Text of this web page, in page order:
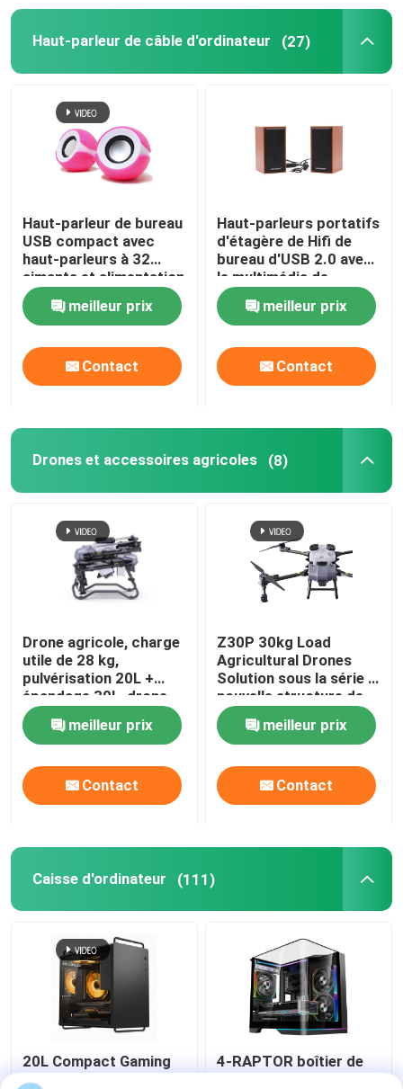
Haut-parleur de câble d'ordinateur (27)
Haut-parleur de bureau
USB compact avec
haut-parleurs à 32
aimants et alimentation
USB 5V Plug-and-Play
en bleu et rose
meilleur prix
Contact
Haut-parleurs portatifs
d'étagère de Hifi de
bureau d'USB 2.0 avec
le multimédia de
subwoofer
meilleur prix
Contact
Drones et accessoires agricoles (8)
Drone agricole, charge
utile de 28 kg,
pulvérisation 20L +
épandage 30L, drone
agricole double mode
meilleur prix
Contact
Z30P 30kg Load
Agricultural Drones
Solution sous la série Z
nouvelle structure de
poutre et les bras
pliants en forme de Z
meilleur prix
Contact
Caisse d'ordinateur (111)
20L Compact Gaming
PC Case, M-ATX/ITX,
4-RAPTOR boîtier de
PC de jeu à tour